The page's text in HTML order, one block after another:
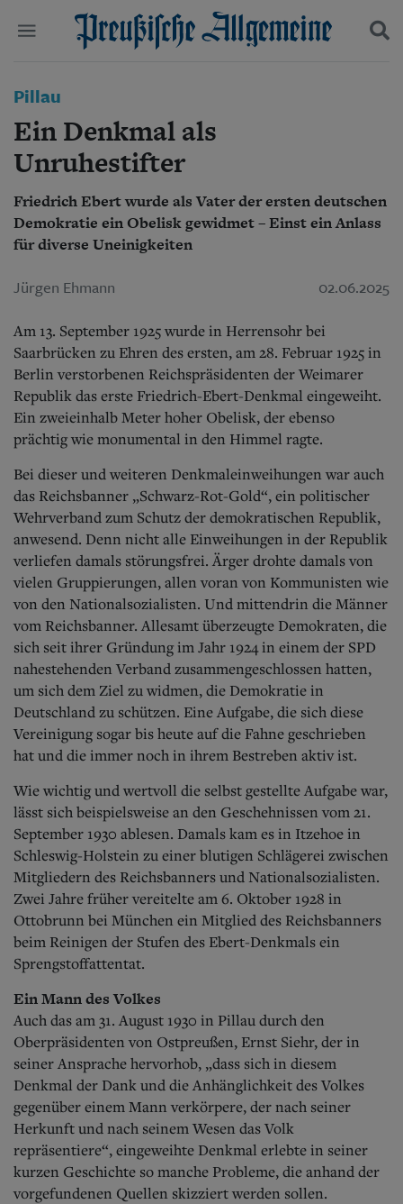
Start
Wer wir sind
Aktuelle Ausgabe
Abonnenten-Login
Abonnent werden
Abo Prämien
Archiv
Mediadaten
Wirtschaft
Panorama
Gesellschaft
Leben
Geschichte
Ostpreußen
Pommern
Bücher
Kontakt
Impressum
Datenschutz
Suchen und finden
Pillau
Ein Denkmal als
Unruhestifter
Friedrich Ebert wurde als Vater der ersten deutschen
Demokratie ein Obelisk gewidmet – Einst ein Anlass
für diverse Uneinigkeiten
Jürgen Ehmann 02.06.2025
Am 13. September 1925 wurde in Herrensohr bei
Saarbrücken zu Ehren des ersten, am 28. Februar 1925 in
Berlin verstorbenen Reichspräsidenten der Weimarer
Republik das erste Friedrich-Ebert-Denkmal eingeweiht.
Ein zweieinhalb Meter hoher Obelisk, der ebenso
prächtig wie monumental in den Himmel ragte.
Bei dieser und weiteren Denkmaleinweihungen war auch
das Reichsbanner „Schwarz-Rot-Gold“, ein politischer
Wehrverband zum Schutz der demokratischen Republik,
anwesend. Denn nicht alle Einweihungen in der Republik
verliefen damals störungsfrei. Ärger drohte damals von
vielen Gruppierungen, allen voran von Kommunisten wie
von den Nationalsozialisten. Und mittendrin die Männer
vom Reichsbanner. Allesamt überzeugte Demokraten, die
sich seit ihrer Gründung im Jahr 1924 in einem der SPD
nahestehenden Verband zusammengeschlossen hatten,
um sich dem Ziel zu widmen, die Demokratie in
Deutschland zu schützen. Eine Aufgabe, die sich diese
Vereinigung sogar bis heute auf die Fahne geschrieben
hat und die immer noch in ihrem Bestreben aktiv ist.
Wie wichtig und wertvoll die selbst gestellte Aufgabe war,
lässt sich beispielsweise an den Geschehnissen vom 21.
September 1930 ablesen. Damals kam es in Itzehoe in
Schleswig-Holstein zu einer blutigen Schlägerei zwischen
Mitgliedern des Reichsbanners und Nationalsozialisten.
Zwei Jahre früher vereitelte am 6. Oktober 1928 in
Ottobrunn bei München ein Mitglied des Reichsbanners
beim Reinigen der Stufen des Ebert-Denkmals ein
Sprengstoffattentat.
Ein Mann des Volkes
Auch das am 31. August 1930 in Pillau durch den
Oberpräsidenten von Ostpreußen, Ernst Siehr, der in
seiner Ansprache hervorhob, „dass sich in diesem
Denkmal der Dank und die Anhänglichkeit des Volkes
gegenüber einem Mann verkörpere, der nach seiner
Herkunft und nach seinem Wesen das Volk
repräsentiere“, eingeweihte Denkmal erlebte in seiner
kurzen Geschichte so manche Probleme, die anhand der
vorgefundenen Quellen skizziert werden sollen.